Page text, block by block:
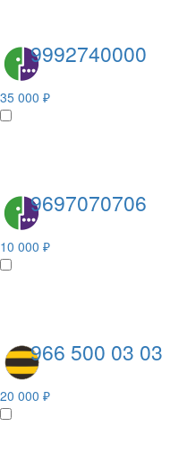
9992740000
35 000 ₽
9697070706
10 000 ₽
966 500 03 03
20 000 ₽